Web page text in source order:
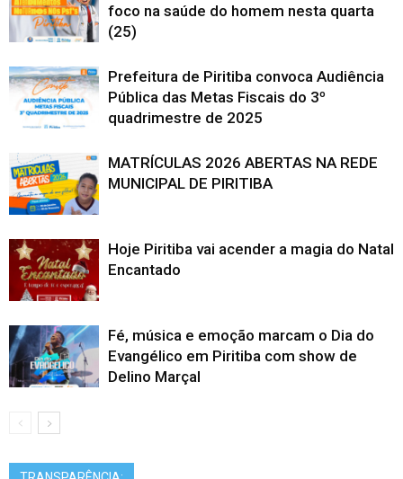
foco na saúde do homem nesta quarta
(25)
Prefeitura de Piritiba convoca Audiência
Pública das Metas Fiscais do 3º
quadrimestre de 2025
MATRÍCULAS 2026 ABERTAS NA REDE
MUNICIPAL DE PIRITIBA
Hoje Piritiba vai acender a magia do Natal
Encantado
Fé, música e emoção marcam o Dia do
Evangélico em Piritiba com show de
Delino Marçal